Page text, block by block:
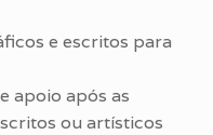
e escritos para
apoio após as
ou artísticos